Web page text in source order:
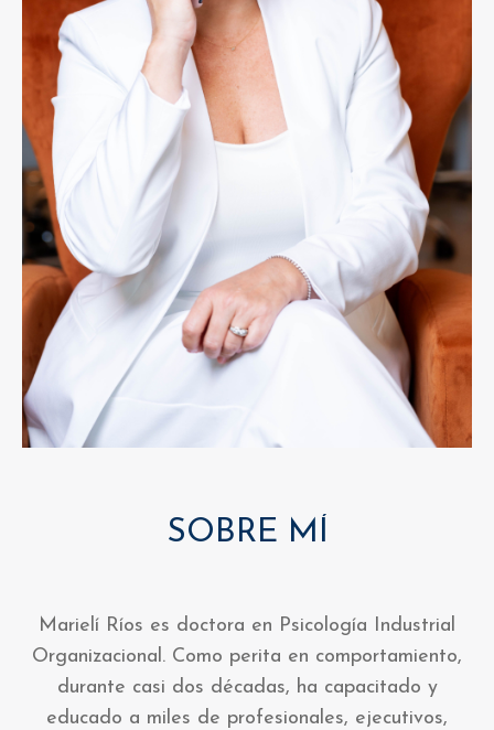
SOBRE MÍ
Marielí Ríos es doctora en Psicología Industrial
Organizacional. Como perita en comportamiento,
durante casi dos décadas, ha capacitado y
educado a miles de profesionales, ejecutivos,